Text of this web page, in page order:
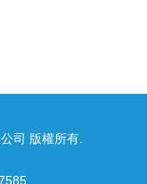
司 版權所有.